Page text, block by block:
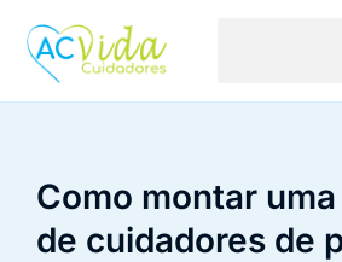
Como montar
de cuidadores de